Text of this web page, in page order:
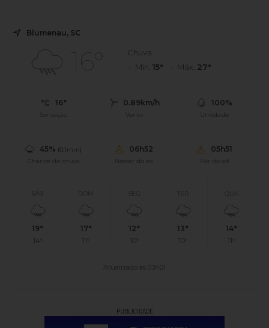
Blumenau, SC
16°
Chuva
Mín. 15° Máx. 27°
16°
Sensação
0.89km/h
Vento
100%
Umidade
45% (0.1mm)
Chance de chuva
06h52
Nascer do sol
05h51
Pôr do sol
SÁB
19°
14°
DOM
17°
11°
SEG
12°
10°
TER
13°
10°
QUA
14°
11°
Atualizado às 03h01
PUBLICIDADE